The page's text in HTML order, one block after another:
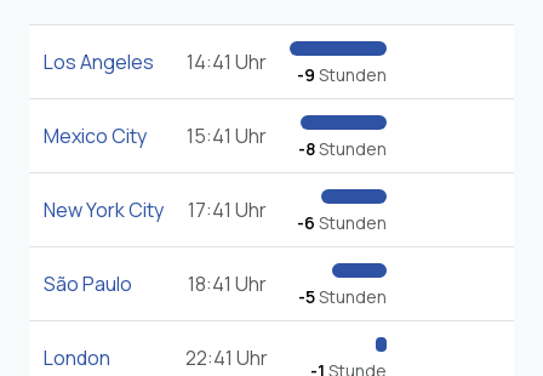
Los Angeles 14:41 Uhr -9 Stunden
Mexico City 15:41 Uhr -8Stunden
New York City 17:41 Uhr -6 Stunden
São Paulo 18:41 Uhr -5Stunden
London 22:41 Uhr -1 Stunde